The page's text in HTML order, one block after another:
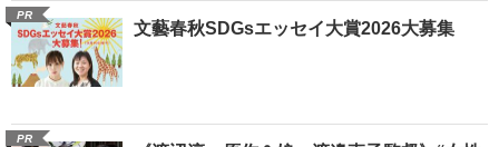
PR
文藝春秋SDGsエッセイ大賞2026大募集
PR